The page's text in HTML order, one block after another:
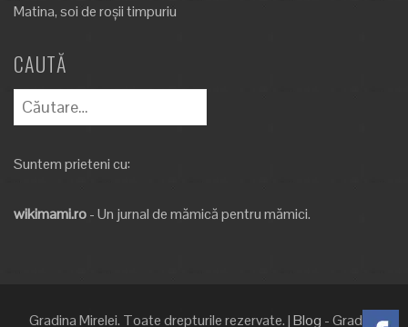
Matina, soi de roșii timpuriu
CAUTĂ
Caută
după:
Suntem prieteni cu:
wikimami.ro- Un jurnal de mămică pentru mămici.
Gradina Mirelei. Toate drepturile rezervate.|Blog - Gradina